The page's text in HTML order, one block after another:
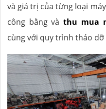
và giá trị của từng loại
công bằng vàthu mua
cùng với quy trình tháo